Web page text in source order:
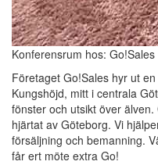
Konferensrum hos: Go!Sales
Företaget Go!Sales hyr ut
Kungshöjd, mitt i centrala
fönster och utsikt över
hjärtat av Göteborg. Vi
försäljning och bemanning.
får ert möte extra Go!